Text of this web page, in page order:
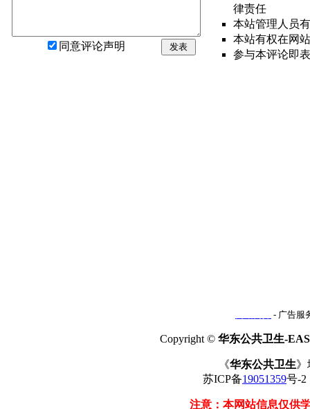
同意评论声明 发表
律责任
本站管理人员
本站有权在网
参与本评论即
- 广告服
Copyright © 华东公共卫生-
《华东公共卫生》
苏ICP备19051359号-
注意：本网站信息仅供